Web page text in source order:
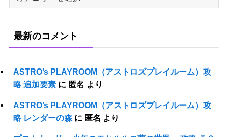
イ
最新のコメント
ASTRO’s PLAYROOM（アストロズプレイルーム）攻
略 追加要素に 匿名 より
ASTRO’s PLAYROOM（アストロズプレイルーム）攻
略 レンダーの森に 匿名 より